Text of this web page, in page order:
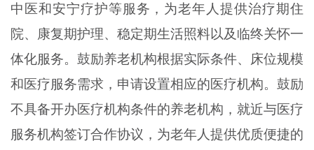
中医和安宁疗护等服务，为老年人提供治疗期住
院、康复期护理、稳定期生活照料以及临终关怀一
体化服务。鼓励养老机构根据实际条件、床位规模
和医疗服务需求，申请设置相应的医疗机构。鼓励
不具备开办医疗机构条件的养老机构，就近与医疗
服务机构签订合作协议，为老年人提供优质便捷的